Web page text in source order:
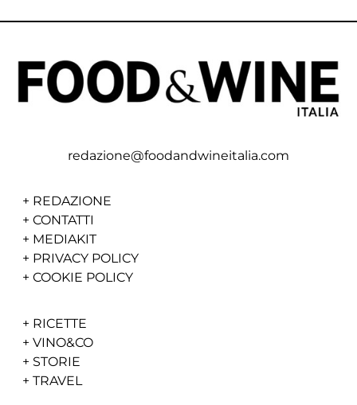
redazione@foodandwineitalia.com
+ REDAZIONE
+ CONTATTI
+ MEDIAKIT
+ PRIVACY POLICY
+ COOKIE POLICY
+ RICETTE
+ VINO&CO
+ STORIE
+ TRAVEL